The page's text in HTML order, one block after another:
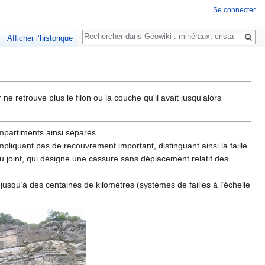
retrouve plus le filon ou la couche qu'il avait jusqu'alors
ainsi séparés.
pas de recouvrement important, distinguant ainsi la faille
joint, qui désigne une cassure sans déplacement relatif des
des centaines de kilomètres (systèmes de failles à l’échelle
Se connecter
Afficher l’historique
Rechercher